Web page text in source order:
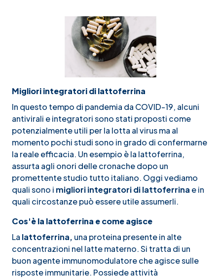
Migliori integratori di lattoferrina
In questo tempo di pandemia da COVID-19, alcuni
antivirali e integratori sono stati proposti come
potenzialmente utili per la lotta al virus ma al
momento pochi studi sono in grado di confermarne
la reale efficacia. Un esempio è la lattoferrina,
assurta agli onori delle cronache dopo un
promettente studio tutto italiano. Oggi vediamo
quali sono i migliori integratori di lattoferrina e in
quali circostanze può essere utile assumerli.
Cos'è la lattoferrina e come agisce
La lattoferrina, una proteina presente in alte
concentrazioni nel latte materno. Si tratta di un
buon agente immunomodulatore che agisce sulle
risposte immunitarie. Possiede attività